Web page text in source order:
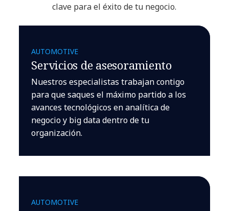
clave para el éxito de tu negocio.
AUTOMOTIVE
Servicios de asesoramiento
Nuestros especialistas trabajan contigo
para que saques el máximo partido a los
avances tecnológicos en analítica de
negocio y big data dentro de tu
organización.
AUTOMOTIVE